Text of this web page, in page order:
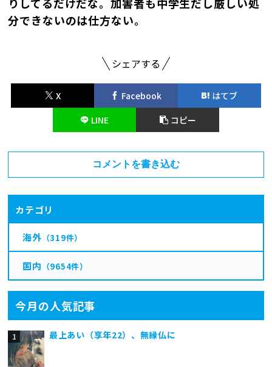
分できないのは仕方ない。
シェアする
X Facebook
はてブ
LINE
コピー
コメントを書き込む
カテゴリ
海外 （319件）
国内 （9654件）
今月の人気記事
最上あい（享年22）、無縁仏に